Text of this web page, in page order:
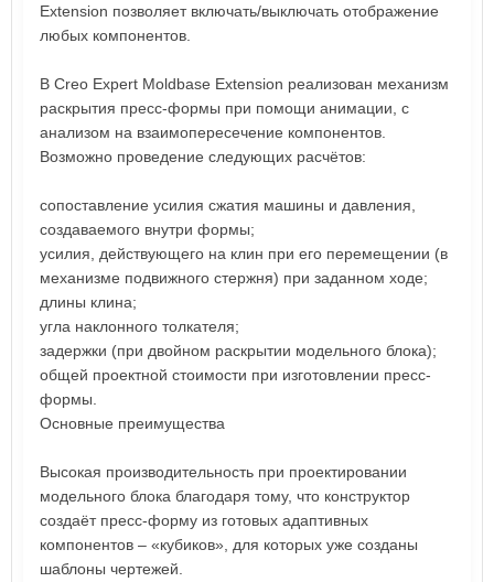
Extension позволяет включать/выключать отображение
любых компонентов.
В Creo Expert Moldbase Extension реализован механизм
раскрытия пресс-формы при помощи анимации, с
анализом на взаимопересечение компонентов.
Возможно проведение следующих расчётов:
сопоставление усилия сжатия машины и давления,
создаваемого внутри формы;
усилия, действующего на клин при его перемещении (в
механизме подвижного стержня) при заданном ходе;
длины клина;
угла наклонного толкателя;
задержки (при двойном раскрытии модельного блока);
общей проектной стоимости при изготовлении пресс-
формы.
Основные преимущества
Высокая производительность при проектировании
модельного блока благодаря тому, что конструктор
создаёт пресс-форму из готовых адаптивных
компонентов – «кубиков», для которых уже созданы
шаблоны чертежей.